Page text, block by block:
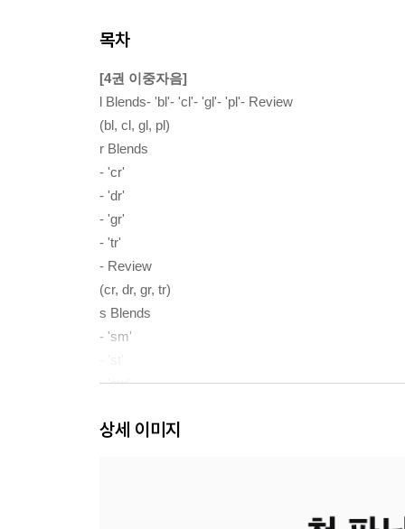
목차
[4권 이중자음]
l Blends- 'bl'- 'cl'- 'gl'- 'pl'- Review
(bl, cl, gl, pl)
r Blends
- 'cr'
- 'dr'
- 'gr'
- 'tr'
- Review
(cr, dr, gr, tr)
s Blends
- 'sm'
- 'sw'
- Review
상세 이미지